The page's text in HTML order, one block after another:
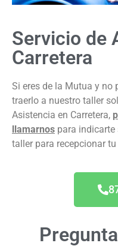
Servicio de
Carretera
Si eres de la Mutua y no
traerlo a nuestro taller
Asistencia en Carretera,
llamarnos para indicarte
taller para recepcionar tu